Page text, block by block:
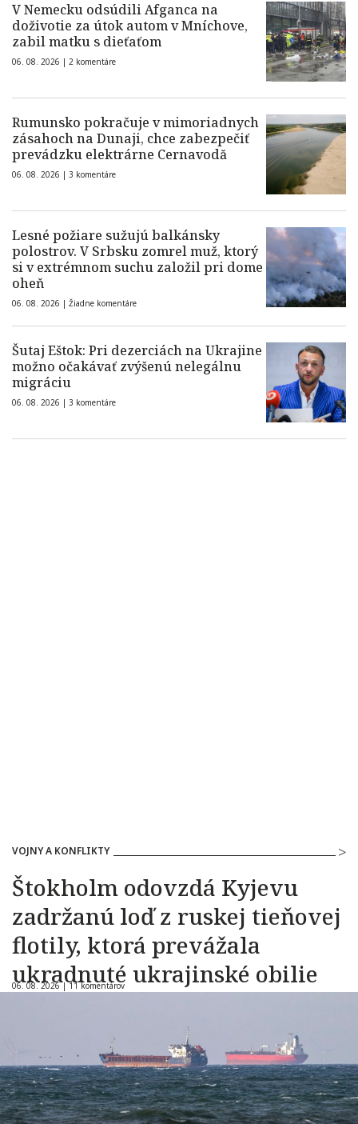
V Nemecku odsúdili Afganca na
doživotie za útok autom v Mníchove,
zabil matku s dieťaťom
06. 08. 2026 | 2 komentáre
Rumunsko pokračuje v mimoriadnych
zásahoch na Dunaji, chce zabezpečiť
prevádzku elektrárne Cernavodă
06. 08. 2026 | 3 komentáre
Lesné požiare sužujú balkánsky
polostrov. V Srbsku zomrel muž, ktorý
si v extrémnom suchu založil pri dome
oheň
06. 08. 2026 | Žiadne komentáre
Šutaj Eštok: Pri dezerciách na Ukrajine
možno očakávať zvýšenú nelegálnu
migráciu
06. 08. 2026 | 3 komentáre
VOJNY A KONFLIKTY
Štokholm odovzdá Kyjevu
zadržanú loď z ruskej tieňovej
flotily, ktorá prevážala
ukradnuté ukrajinské obilie
06. 08. 2026 |11 komentárov